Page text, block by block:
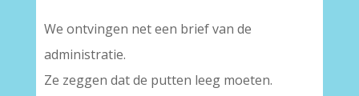
We ontvingen net een brief van de
administratie.
Ze zeggen dat de putten leeg moeten.